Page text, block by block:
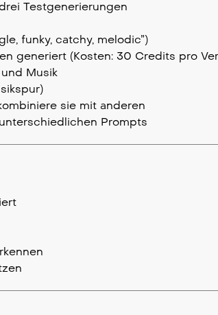
Testgenerierungen
funky, catchy, melodic”)
generiert (Kosten: 30 Credits pro
Musik
sie mit anderen
Prompts